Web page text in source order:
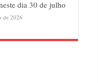
dia 30 de julho
de 2026